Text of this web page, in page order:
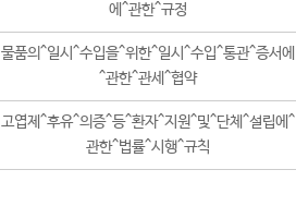
에^관한^규정
물품의^일시^수입을^위한^일시^수입^통관^증서에
^관한^관세^협약
고엽제^후유^의증^등^환자^지원^및^단체^설립에^
관한^법률^시행^규칙